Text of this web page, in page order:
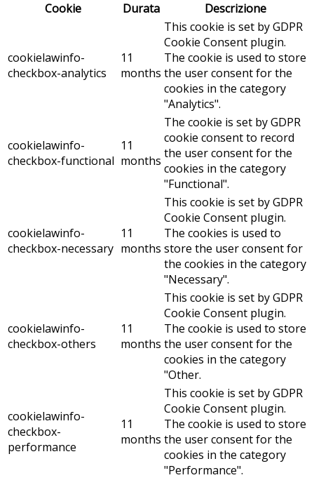
Cookie
Durata Descrizione
cookielawinfo-
checkbox-analytics
11
months
This cookie is set by GDPR
Cookie Consent plugin.
The cookie is used to store
the user consent for the
cookies in the category
"Analytics".
cookielawinfo-
checkbox-functional
11
months
The cookie is set by GDPR
cookie consent to record
the user consent for the
cookies in the category
"Functional".
cookielawinfo-
checkbox-necessary
11
months
This cookie is set by GDPR
Cookie Consent plugin.
The cookies is used to
store the user consent for
the cookies in the category
"Necessary".
cookielawinfo-
checkbox-others
11
months
This cookie is set by GDPR
Cookie Consent plugin.
The cookie is used to store
the user consent for the
cookies in the category
"Other.
cookielawinfo-
checkbox-
performance
11
months
This cookie is set by GDPR
Cookie Consent plugin.
The cookie is used to store
the user consent for the
cookies in the category
"Performance".